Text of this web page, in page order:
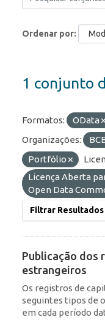
Ordenar por
1 conjunto
Formatos: OData
Organizações:
Portfólio
Licença Aberta
Open Data
Filtrar Resultados
Publicação dos
estrangeiros
Os registros de
seguintes tipos de
em cada período